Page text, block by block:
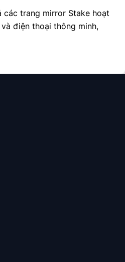
các trang mirror Stake hoạt
điện thoại thông minh,